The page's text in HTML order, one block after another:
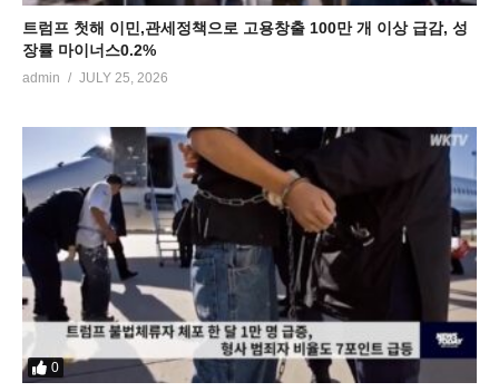
트럼프 첫해 이민,관세정책으로 고용창출 100만 개 이상 급감, 성
장률 마이너스0.2%
admin JULY 25, 2026
0